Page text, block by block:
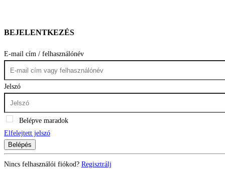
BEJELENTKEZÉS
E-mail cím / felhasználónév
Jelszó
Belépve maradok
Elfelejtett jelszó
Belépés
Nincs felhasználói fiókod? Regisztrálj